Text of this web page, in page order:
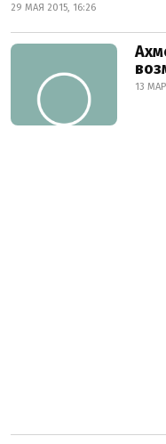
29 МАЯ 2015, 16:26
13